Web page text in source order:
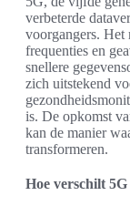
verbeterde
voorgangers. Het
frequenties en
snellere
zich uitstekend
is. De opkomst
kan de manier
transformeren.
Hoe verschilt